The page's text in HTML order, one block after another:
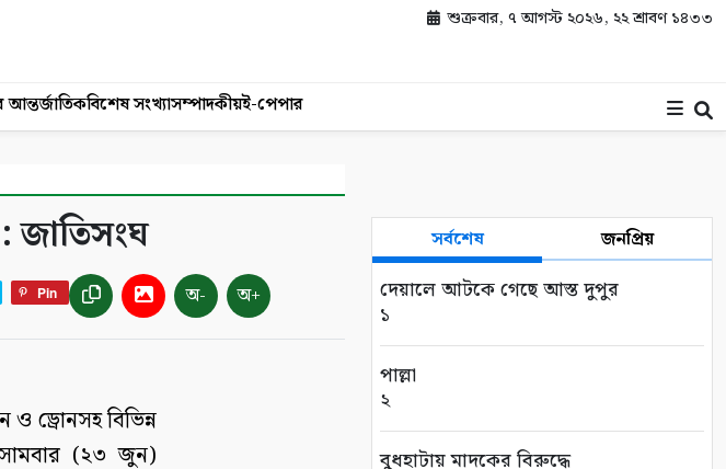
শুক্রবার, ৭ আগস্ট ২০২৬, ২২ শ্রাবণ ১৪৩৩
আন্তর্জাতিকবিশেষ সংখ্যাসম্পাদকীয়ই-পেপার
জাতিসংঘ
Pin অ- অ+
ও ড্রোনসহ বিভিন্ন
(২৩ জুন)
সর্বশেষ জনপ্রিয়
দেয়ালে আটকে গেছে আস্ত দুপুর
১
পাল্লা
২
বুধহাটায় মাদকের বিরুদ্ধে